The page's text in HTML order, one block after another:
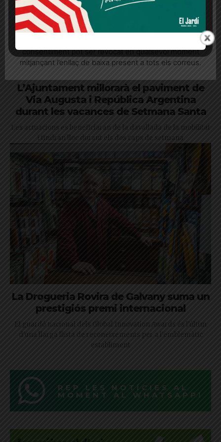
L’Ajuntament millorarà el paviment de
Via Augusta i República Argentina
durant les vacances de Setmana Santa
Les actuacions es beneficiaran de la davallada de la mobilitat
i tindran lloc durant els dos caps de setmana
La Drogueria Rovira de Galvany suma un
prestigiós premi internacional
El guardó nacional dels Global Innovation Awards és l'últim
d'una llarga llista de reconeixements per a l'emblemàtic
establiment
REP LES NOTÍCIES AL
MOMENT AL WHATSAPP!
Quan l’usuari crea un compte al Diari el Jardí, dona el
seu consentiment explícit per rebre comunicacions
consentiment pot ser revocat en qualsevol moment
mitjançant l’enllaç de baixa present a tots els correus.